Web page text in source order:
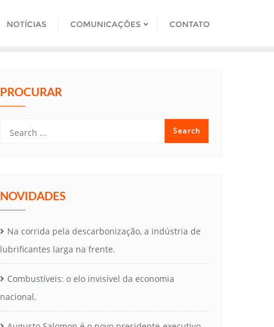
NOTÍCIAS COMUNICAÇÕES CONTATO
PROCURAR
NOVIDADES
Na corrida pela descarbonização, a indústria de
lubrificantes larga na frente.
Combustíveis: o elo invisível da economia
nacional.